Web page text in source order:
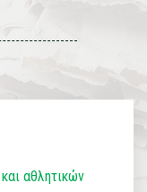
αθλητικών